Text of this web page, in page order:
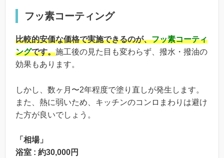
フッ素コーティング
比較的安価な価格で実施できるのが、フッ素コーティ
ングです。施工後の見た目も変わらず、撥水・撥油の
効果もあります。
しかし、数ヶ月〜2年程度で塗り直しが発生します。
また、熱に弱いため、キッチンのコンロまわりは避け
た方が良いでしょう。
「相場」
浴室 : 約30,000円